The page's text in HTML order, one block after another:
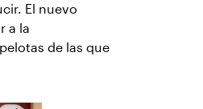
El nuevo
a la
de las que